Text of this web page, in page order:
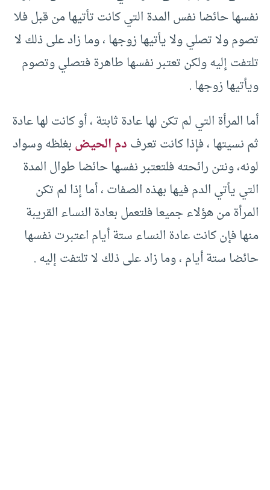
نفسها حائضا نفس المدة التي كانت تأتيها من قبل فلا
تصوم ولا تصلي ولا يأتيها زوجها ، وما زاد على ذلك لا
تلتفت إليه ولكن تعتبر نفسها طاهرة فتصلي وتصوم
ويأتيها زوجها .
أما المرأة التي لم تكن لها عادة ثابتة ، أو كانت لها عادة
ثم نسيتها ، فإذا كانت تعرفدم الحيضبغلظه وسواد
لونه، ونتن رائحته فلتعتبر نفسها حائضا طوال المدة
التي يأتي الدم فيها بهذه الصفات ، أما إذا لم تكن
المرأة من هؤلاء جميعا فلتعمل بعادة النساء القريبة
منها فإن كانت عادة النساء ستة أيام اعتبرت نفسها
حائضا ستة أيام ، وما زاد على ذلك لا تلتفت إليه .